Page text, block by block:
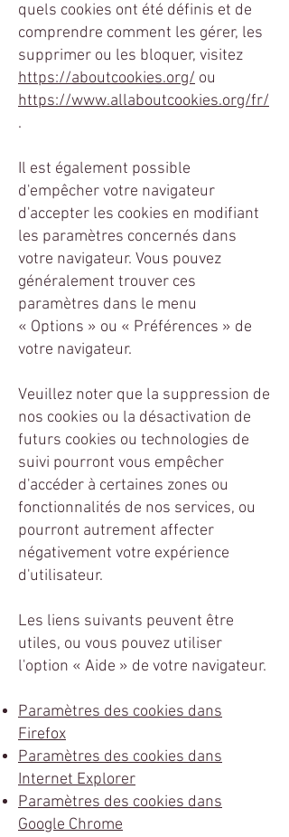
quels cookies ont été définis et de
comprendre comment les gérer, les
supprimer ou les bloquer, visitez
https://aboutcookies.org/ ou
https://www.allaboutcookies.org/fr/
.
Il est également possible
d'empêcher votre navigateur
d'accepter les cookies en modifiant
les paramètres concernés dans
votre navigateur. Vous pouvez
généralement trouver ces
paramètres dans le menu
« Options » ou « Préférences » de
votre navigateur.
Veuillez noter que la suppression de
nos cookies ou la désactivation de
futurs cookies ou technologies de
suivi pourront vous empêcher
d'accéder à certaines zones ou
fonctionnalités de nos services, ou
pourront autrement affecter
négativement votre expérience
d'utilisateur.
Les liens suivants peuvent être
utiles, ou vous pouvez utiliser
l'option « Aide » de votre navigateur.
Paramètres des cookies dans
Firefox
Paramètres des cookies dans
Internet Explorer
Paramètres des cookies dans
Google Chrome